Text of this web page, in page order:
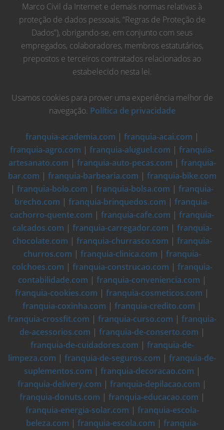
Marco Civil da Internet e demais normas relativas à
proteção de dados pessoais, “Regras de Proteção de
Dados”), obrigando-se, em conjunto com seus
empregados, colaboradores, membros estatutários,
prepostos e terceiros contratados relacionados ao
estabelecido nesta lei.
Usamos cookies para prover uma experiência melhor de
navegação. Política de privacidade
franquia-academia.com | franquia-acai.com |
franquia-agro.com | franquia-aluguel.com | franquia-
artesanato.com | franquia-auto-pecas.com | franquia-
bar.com | franquia-barbearia.com | franquia-bike.com
| franquia-bolo.com | franquia-bolsa.com | franquia-
brecho.com | franquia-brinquedos.com | franquia-
cachorro-quente.com | franquia-cafe.com | franquia-
calcados.com | franquia-carregador.com | franquia-
chocolate.com | franquia-churrasco.com | franquia-
churros.com | franquia-clinica.com | franquia-
colchoes.com | franquia-construcao.com | franquia-
contabilidade.com | franquia-conveniencia.com |
franquia-cookies.com | franquia-cosmeticos.com |
franquia-coxinha.com | franquia-credito.com |
franquia-crossfit.com | franquia-curso.com | franquia-
de-acessorios.com | franquia-de-conserto.com |
franquia-de-cuidadores.com | franquia-de-
limpeza.com | franquia-de-seguros.com | franquia-de-
suplementos.com | franquia-decoracao.com |
franquia-delivery.com | franquia-depilacao.com |
franquia-donuts.com | franquia-educacao.com |
franquia-energia-solar.com | franquia-escola-
beleza.com | franquia-escola.com | franquia-